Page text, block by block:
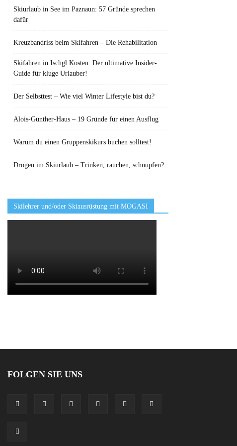
Skiurlaub in See im Paznaun: 57 Gründe sprechen
dafür
Kreuzbandriss beim Skifahren – Die Rehabilitation
Skifahren in Ischgl Kosten: Der ultimative Insider-
Guide für kluge Urlauber!
Der Selbsttest – Wie viel Winter Lifestyle bist du?
Alois-Günther-Haus – 19 Gründe für einen Ausflug
Warum du einen Gruppenskikurs buchen solltest!
Drogen im Skiurlaub – Trinken, rauchen, schnupfen?
Skilehrer und/oder Skiausrüstung mit MOGASI
FOLGEN SIE UNS